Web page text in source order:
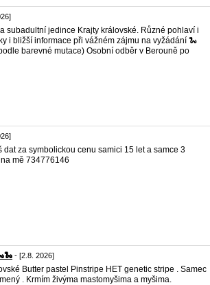
subadultní jedince Krajty královské. Různé pohlaví i
i bližší informace při vážném zájmu na vyžádání 🐍
barevné mutace) Osobní odběr v Berouně po
dat za symbolickou cenu samici 15 let a samce 3
mě 734776146
- [2.8. 2026]
Butter pastel Pinstripe HET genetic stripe . Samec
. Krmím živýma mastomyšima a myšima.